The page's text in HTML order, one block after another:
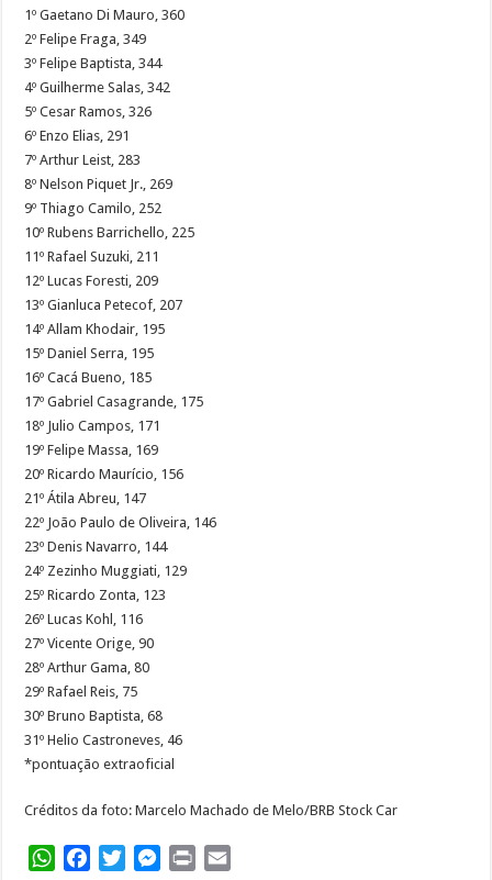
1º Gaetano Di Mauro, 360
2º Felipe Fraga, 349
3º Felipe Baptista, 344
4º Guilherme Salas, 342
5º Cesar Ramos, 326
6º Enzo Elias, 291
7º Arthur Leist, 283
8º Nelson Piquet Jr., 269
9º Thiago Camilo, 252
10º Rubens Barrichello, 225
11º Rafael Suzuki, 211
12º Lucas Foresti, 209
13º Gianluca Petecof, 207
14º Allam Khodair, 195
15º Daniel Serra, 195
16º Cacá Bueno, 185
17º Gabriel Casagrande, 175
18º Julio Campos, 171
19º Felipe Massa, 169
20º Ricardo Maurício, 156
21º Átila Abreu, 147
22º João Paulo de Oliveira, 146
23º Denis Navarro, 144
24º Zezinho Muggiati, 129
25º Ricardo Zonta, 123
26º Lucas Kohl, 116
27º Vicente Orige, 90
28º Arthur Gama, 80
29º Rafael Reis, 75
30º Bruno Baptista, 68
31º Helio Castroneves, 46
*pontuação extraoficial
Créditos da foto: Marcelo Machado de Melo/BRB Stock Car
WhatsAppFacebookTwitterMessenger
Print